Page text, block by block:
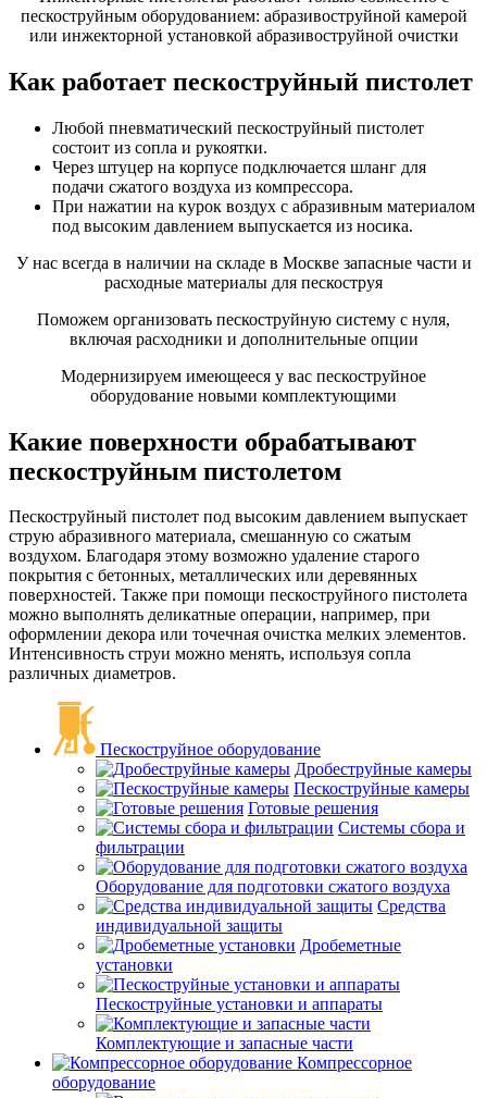
пескоструйным оборудованием: абразивоструйной камерой
или инжекторной установкой абразивоструйной очистки
Как работает пескоструйный пистолет
Любой пневматический пескоструйный пистолет
состоит из сопла и рукоятки.
Через штуцер на корпусе подключается шланг для
подачи сжатого воздуха из компрессора.
При нажатии на курок воздух с абразивным материалом
под высоким давлением выпускается из носика.
У нас всегда в наличии на складе в Москве запасные части и
расходные материалы для пескоструя
Поможем организовать пескоструйную систему с нуля,
включая расходники и дополнительные опции
Модернизируем имеющееся у вас пескоструйное
оборудование новыми комплектующими
Какие поверхности обрабатывают
пескоструйным пистолетом
Пескоструйный пистолет под высоким давлением выпускает
струю абразивного материала, смешанную со сжатым
воздухом. Благодаря этому возможно удаление старого
покрытия с бетонных, металлических или деревянных
поверхностей. Также при помощи пескоструйного пистолета
можно выполнять деликатные операции, например, при
оформлении декора или точечная очистка мелких элементов.
Интенсивность струи можно менять, используя сопла
различных диаметров.
Пескоструйное оборудование
Дробеструйные камеры
Пескоструйные камеры
Готовые решения
Системы сбора и
фильтрации
Оборудование для подготовки сжатого воздуха
Средства
индивидуальной защиты
Дробеметные
установки
Пескоструйные установки и аппараты
Комплектующие и запасные части
Компрессорное
оборудование